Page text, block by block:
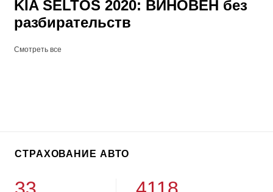
KIA SELTOS 2020: ВИНОВЕН без
разбирательств
Смотреть все
СТРАХОВАНИЕ АВТО